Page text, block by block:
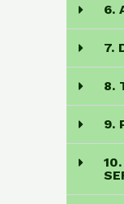
6.
7.
8.
9.